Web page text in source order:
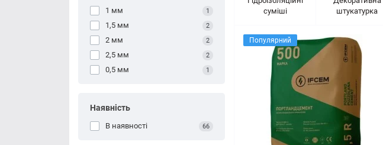
1 мм 1
1,5 мм 2
2 мм 2
2,5 мм 2
0,5 мм 1
Наявність
В наявності 66
суміші
штукатурка
Популярний